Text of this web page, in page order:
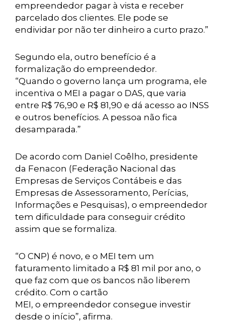
empreendedor pagar à vista e receber
parcelado dos clientes. Ele pode se
endividar por não ter dinheiro a curto prazo.”
Segundo ela, outro benefício é a
formalização do empreendedor.
“Quando o governo lança um programa, ele
incentiva o MEI a pagar o DAS, que varia
entre R$ 76,90 e R$ 81,90 e dá acesso ao INSS
e outros benefícios. A pessoa não fica
desamparada.”
De acordo com Daniel Coêlho, presidente
da Fenacon (Federação Nacional das
Empresas de Serviços Contábeis e das
Empresas de Assessoramento, Perícias,
Informações e Pesquisas), o empreendedor
tem dificuldade para conseguir crédito
assim que se formaliza.
“O CNP) é novo, e o MEI tem um
faturamento limitado a R$ 81 mil por ano, o
que faz com que os bancos não liberem
crédito. Com o cartão
MEI, o empreendedor consegue investir
desde o início”, afirma.